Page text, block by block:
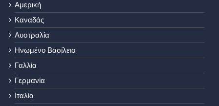
Αμερική
Καναδάς
Αυστραλία
Ηνωμένο Βασίλειο
Γαλλία
Γερμανία
Ιταλία